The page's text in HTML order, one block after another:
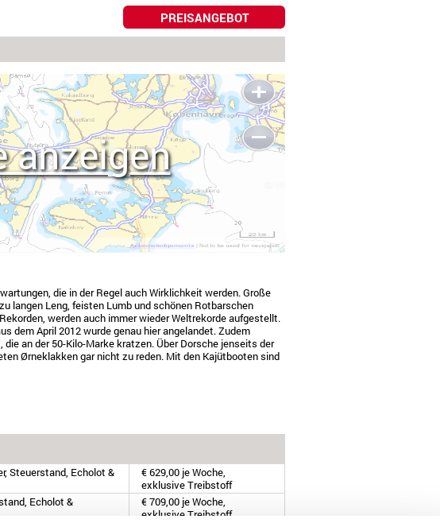
PREISANGEBOT
anzeigen
die in der Regel auch Wirklichkeit werden. Große
langen Leng, feisten Lumb und schönen Rotbarschen
werden auch immer wieder Weltrekorde aufgestellt.
dem April 2012 wurde genau hier angelandet. Zudem
an der 50-Kilo-Marke kratzen. Über Dorsche jenseits der
Ørneklakken gar nicht zu reden. Mit den Kajütbooten sind
Steuerstand, Echolot &
€ 629,00 je Woche,
exklusive Treibstoff
Echolot &
€ 709,00 je Woche,
exklusive Treibstoff